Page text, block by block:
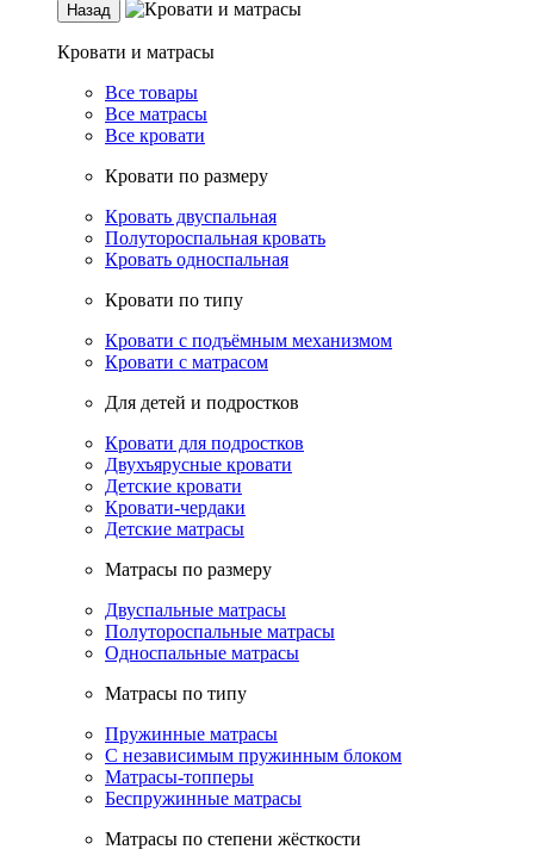
Назад
Кровати и матрасы
Все товары
Все матрасы
Все кровати
Кровати по размеру
Кровать двуспальная
Полутороспальная кровать
Кровать односпальная
Кровати по типу
Кровати с подъёмным механизмом
Кровати с матрасом
Для детей и подростков
Кровати для подростков
Двухъярусные кровати
Детские кровати
Кровати-чердаки
Детские матрасы
Матрасы по размеру
Двуспальные матрасы
Полутороспальные матрасы
Односпальные матрасы
Матрасы по типу
Пружинные матрасы
С независимым пружинным блоком
Матрасы-топперы
Беспружинные матрасы
Матрасы по степени жёсткости